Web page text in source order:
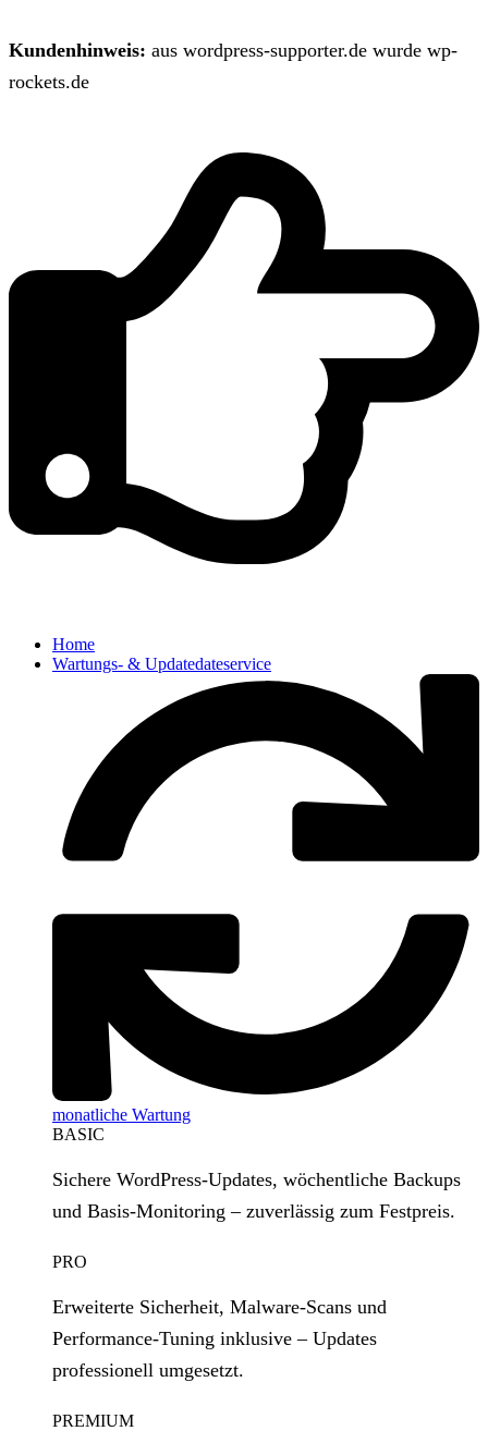
Kundenhinweis: aus wordpress-supporter.de wurde wp-
rockets.de
Home
Wartungs- & Updatedateservice
monatliche Wartung
BASIC
Sichere WordPress‑Updates, wöchentliche Backups
und Basis‑Monitoring – zuverlässig zum Festpreis.
PRO
Erweiterte Sicherheit, Malware‑Scans und
Performance‑Tuning inklusive – Updates
professionell umgesetzt.
PREMIUM